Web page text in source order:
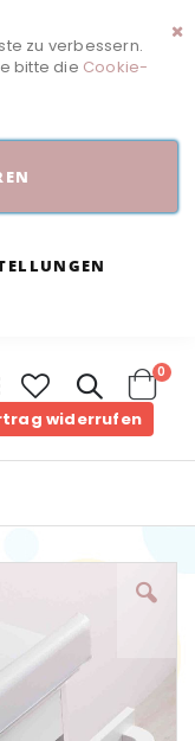
zu verbessern.
bitte die Cookie-
Navigation
umschaltenwiderrufenCart
0